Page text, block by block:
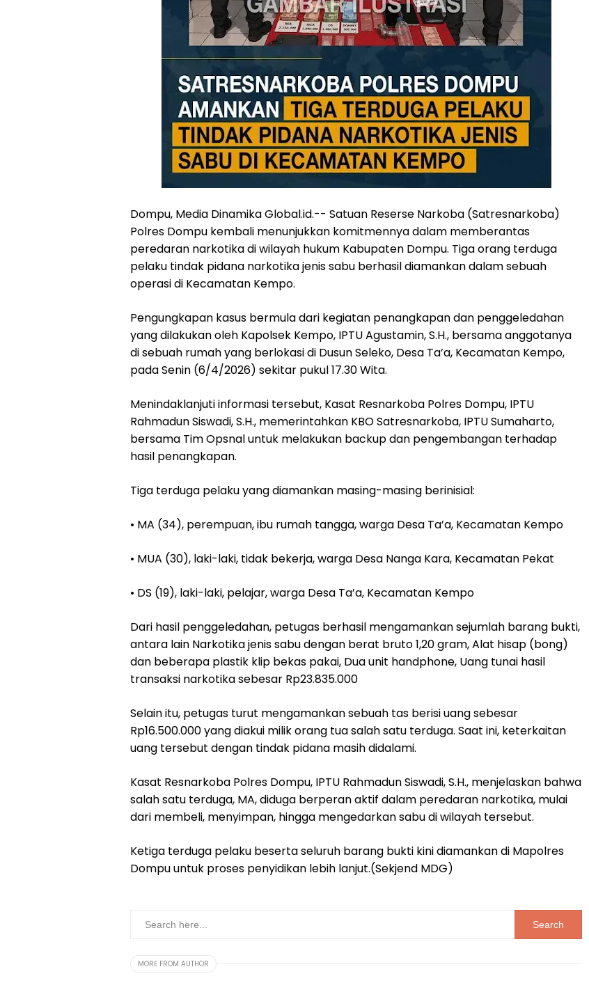
Dompu, Media Dinamika Global.id.-- Satuan Reserse Narkoba (Satresnarkoba)
Polres Dompu kembali menunjukkan komitmennya dalam memberantas
peredaran narkotika di wilayah hukum Kabupaten Dompu. Tiga orang terduga
pelaku tindak pidana narkotika jenis sabu berhasil diamankan dalam sebuah
operasi di Kecamatan Kempo.
Pengungkapan kasus bermula dari kegiatan penangkapan dan penggeledahan
yang dilakukan oleh Kapolsek Kempo, IPTU Agustamin, S.H., bersama anggotanya
di sebuah rumah yang berlokasi di Dusun Seleko, Desa Ta’a, Kecamatan Kempo,
pada Senin (6/4/2026) sekitar pukul 17.30 Wita.
Menindaklanjuti informasi tersebut, Kasat Resnarkoba Polres Dompu, IPTU
Rahmadun Siswadi, S.H., memerintahkan KBO Satresnarkoba, IPTU Sumaharto,
bersama Tim Opsnal untuk melakukan backup dan pengembangan terhadap
hasil penangkapan.
Tiga terduga pelaku yang diamankan masing-masing berinisial:
• MA (34), perempuan, ibu rumah tangga, warga Desa Ta’a, Kecamatan Kempo
• MUA (30), laki-laki, tidak bekerja, warga Desa Nanga Kara, Kecamatan Pekat
• DS (19), laki-laki, pelajar, warga Desa Ta’a, Kecamatan Kempo
Dari hasil penggeledahan, petugas berhasil mengamankan sejumlah barang bukti,
antara lain Narkotika jenis sabu dengan berat bruto 1,20 gram, Alat hisap (bong)
dan beberapa plastik klip bekas pakai, Dua unit handphone, Uang tunai hasil
transaksi narkotika sebesar Rp23.835.000
Selain itu, petugas turut mengamankan sebuah tas berisi uang sebesar
Rp16.500.000 yang diakui milik orang tua salah satu terduga. Saat ini, keterkaitan
uang tersebut dengan tindak pidana masih didalami.
Kasat Resnarkoba Polres Dompu, IPTU Rahmadun Siswadi, S.H., menjelaskan bahwa
salah satu terduga, MA, diduga berperan aktif dalam peredaran narkotika, mulai
dari membeli, menyimpan, hingga mengedarkan sabu di wilayah tersebut.
Ketiga terduga pelaku beserta seluruh barang bukti kini diamankan di Mapolres
Dompu untuk proses penyidikan lebih lanjut.(Sekjend MDG)
MORE FROM AUTHOR